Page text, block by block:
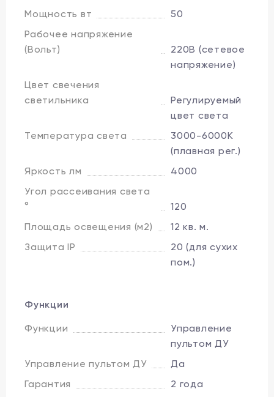
Мощность вт
50
Рабочее напряжение
(Вольт)
220В (сетевое
напряжение)
Цвет свечения
светильника
Регулируемый
цвет света
Температура света
3000-6000K
(плавная рег.)
Яркость лм
4000
Угол рассеивания света
°
120
Площадь освещения (м2)
12 кв. м.
Защита IP
20 (для сухих
пом.)
Функции
Функции
Управление
пультом ДУ
Управление пультом ДУ
Да
Гарантия
2 года